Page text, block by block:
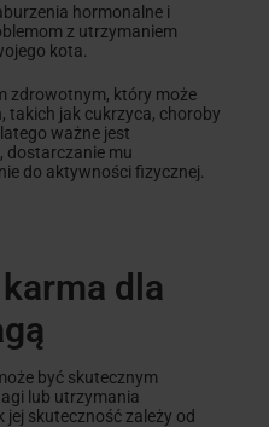
hormonalne i
z utrzymaniem
kota.
zdrowotnym, który może
takich jak cukrzyca, choroby
ważne jest
dostarczanie mu
do aktywności fizycznej.
dla
być skutecznym
lub utrzymania
jej skuteczność zależy od